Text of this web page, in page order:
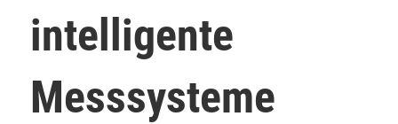
intelligente
Messsysteme